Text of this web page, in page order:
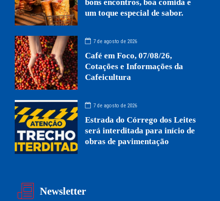
bons encontros, boa comida e
um toque especial de sabor.
7 de agosto de 2026
Café em Foco, 07/08/26,
Cotações e Informações da
Cafeicultura
7 de agosto de 2026
Estrada do Córrego dos Leites
será interditada para início de
obras de pavimentação
Newsletter